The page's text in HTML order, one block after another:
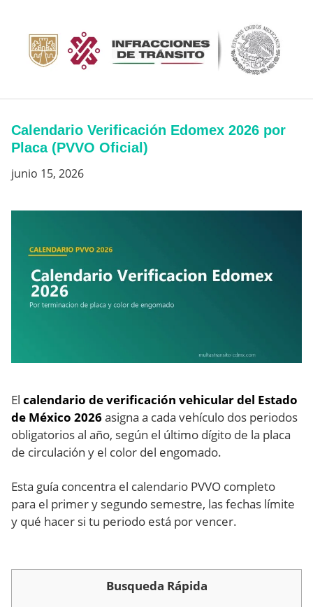
contenido
Calendario Verificación Edomex 2026 por
Placa (PVVO Oficial)
junio 15, 2026
El calendario de verificación vehicular del Estado
de México 2026asigna a cada vehículo dos periodos
obligatorios al año, según el último dígito de la placa
de circulación y el color del engomado.
Esta guía concentra el calendario PVVO completo
para el primer y segundo semestre, las fechas límite
y qué hacer si tu periodo está por vencer.
Busqueda Rápida